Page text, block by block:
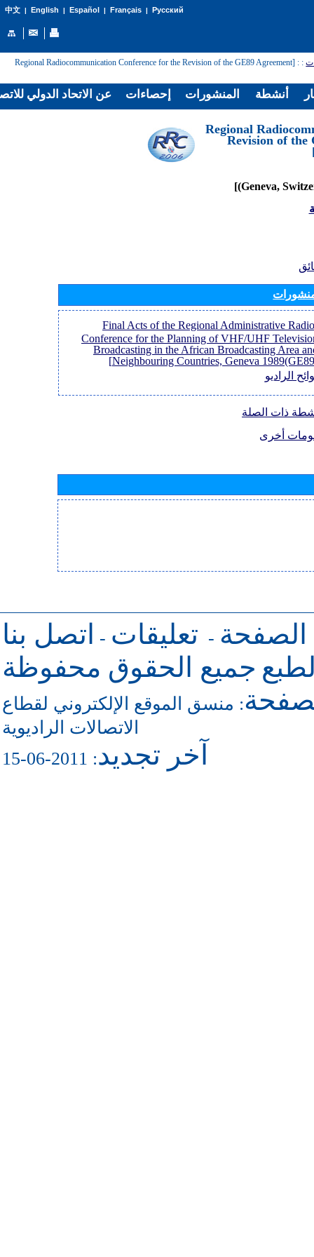
中文| English | Español | Français| Русский
:
: [Regional Radiocommunication Conference for the Revision of the GE89 Agreement
[Regional
Revision of the
[Final Acts of the Regional Administrative Radio
Conference for the Planning of VHF/UHF
Broadcasting in the African Broadcasting Area
Neighbouring Countries, Geneva
الراديو
ذات الصلة
أخرى
الصفحة - تعليقات -
اتصل بنا
جميع الحقوق محفوظة
: منسق الموقع الإلكتروني لقطاع
الاتصالات الراديوية
آخر تجديد: 2011-06-15
عن الاتحاد الدولي إحصاءات المنشورات أنشطة